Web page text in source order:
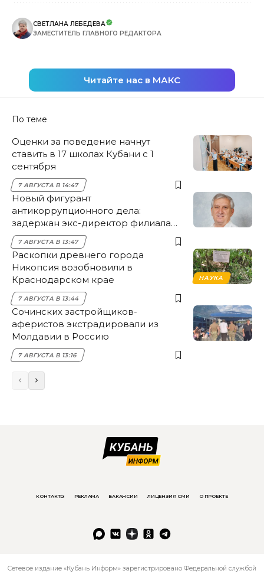
СВЕТЛАНА ЛЕБЕДЕВА
ЗАМЕСТИТЕЛЬ ГЛАВНОГО РЕДАКТОРА
Читайте нас в МАКС
По теме
Оценки за поведение начнут
ставить в 17 школах Кубани с 1
сентября
7 АВГУСТА В 14:47
Новый фигурант
антикоррупционного дела:
задержан экс-директор филиала
НЭСК Крымска
7 АВГУСТА В 13:47
НАУКА
Раскопки древнего города
Никопсия возобновили в
Краснодарском крае
7 АВГУСТА В 13:44
Сочинских застройщиков-
аферистов экстрадировали из
Молдавии в Россию
7 АВГУСТА В 13:16
КОНТАКТЫ РЕКЛАМА ВАКАНСИИ ЛИЦЕНЗИЯ СМИ О ПРОЕКТЕ
Сетевое издание «Кубань Информ» зарегистрировано Федеральной службой